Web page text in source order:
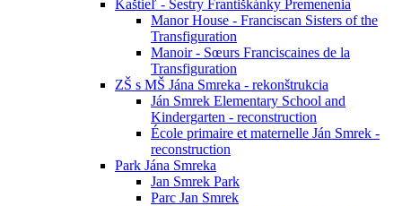
Kaštieľ - Sestry Františkánky Premenenia
Manor House - Franciscan Sisters of the
Transfiguration
Manoir - Sœurs Franciscaines de la
Transfiguration
ZŠ s MŠ Jána Smreka - rekonštrukcia
Ján Smrek Elementary School and
Kindergarten - reconstruction
École primaire et maternelle Ján Smrek -
reconstruction
Park Jána Smreka
Jan Smrek Park
Parc Jan Smrek